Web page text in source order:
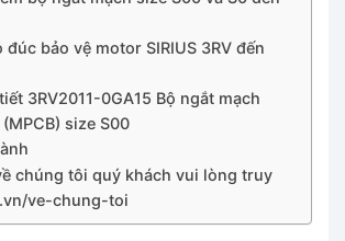
đúc bảo vệ motor SIRIUS 3RV đến
3RV2011-0GA15 Bộ ngắt mạch
size S00
chúng tôi quý khách vui lòng truy
ve-chung-toi